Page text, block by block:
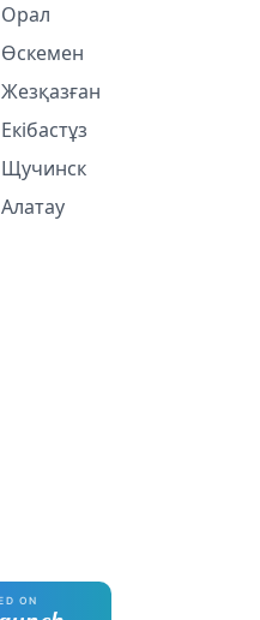
Орал
Өскемен
Жезқазған
Екібастұз
Щучинск
Алатау